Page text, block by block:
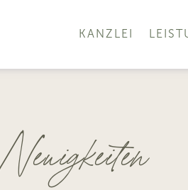
KANZLEI
Neuigkeiten